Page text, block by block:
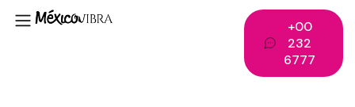
+00
232
6777